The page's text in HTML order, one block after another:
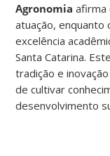
Agronomia afirma
atuação, enquanto
excelência
Santa Catarina.
tradição e
de cultivar
desenvolvimento